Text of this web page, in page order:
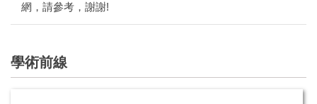
網，請參考，謝謝!
學術前線